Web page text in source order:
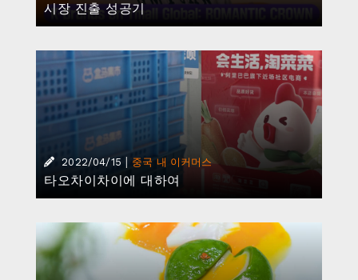
시장 진출 성공기
2022/04/15 | 중국 내 이커머스
타오차이차이에 대하여